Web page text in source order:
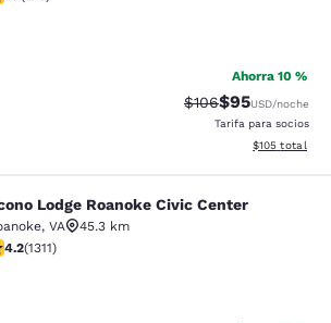
Ahorra 10 %
Tarifa tachada:
$106Tarifa
$95USD/noche
Tarifa para socios
Ver detalles
$105 total
Roanoke Civic Center
Lodge Roanoke Civic Center
, VA
45.3 km
de 4.21 estrellas. Excelente. 1311 reseñas
4.2(1311)